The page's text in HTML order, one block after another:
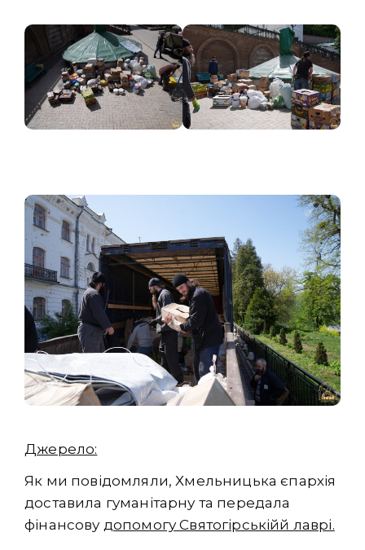
Джерело:
Як ми повідомляли, Хмельницька єпархія
доставила гуманітарну та передала
фінансову допомогу Святогірськійй лаврі.